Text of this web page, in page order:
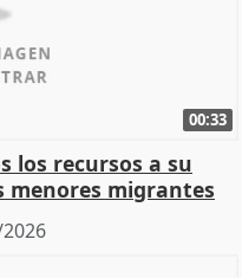
00:33
los recursos a su
menores migrantes